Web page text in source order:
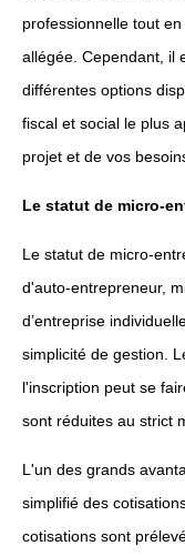
professionnelle tout
allégée. Cependant, il
différentes options
fiscal et social le plus
projet et de vos
Le statut de micro-
Le statut de micro-
d'auto-entrepreneur,
d’entreprise
simplicité de gestion.
l'inscription peut se
sont réduites au strict
L'un des grands
simplifié des
cotisations sont